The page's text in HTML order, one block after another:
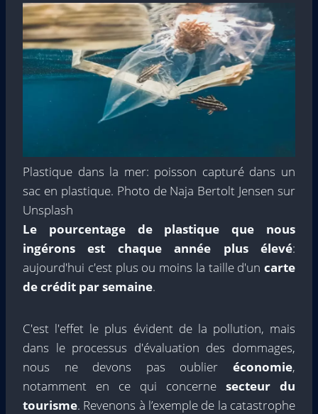
Plastique dans la mer: poisson capturé dans un
sac en plastique. Photo de Naja Bertolt Jensen sur
Unsplash
Le pourcentage de plastique que nous
ingérons est chaque année plus élevé:
aujourd'hui c'est plus ou moins la taille d'un carte
de crédit par semaine.
C'est l'effet le plus évident de la pollution, mais
dans le processus d'évaluation des dommages,
nous ne devons pas oublier économie,
notamment en ce qui concerne secteur du
tourisme. Revenons à l’exemple de la catastrophe